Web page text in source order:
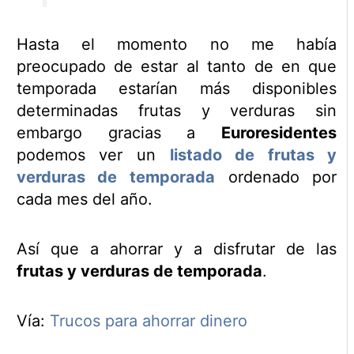
Hasta el momento no me había
preocupado de estar al tanto de en que
temporada estarían más disponibles
determinadas frutas y verduras sin
embargo gracias a Euroresidentes
podemos ver un listado de frutas y
verduras de temporada ordenado por
cada mes del año.
Así que a ahorrar y a disfrutar de las
frutas y verduras de temporada.
Vía: Trucos para ahorrar dinero